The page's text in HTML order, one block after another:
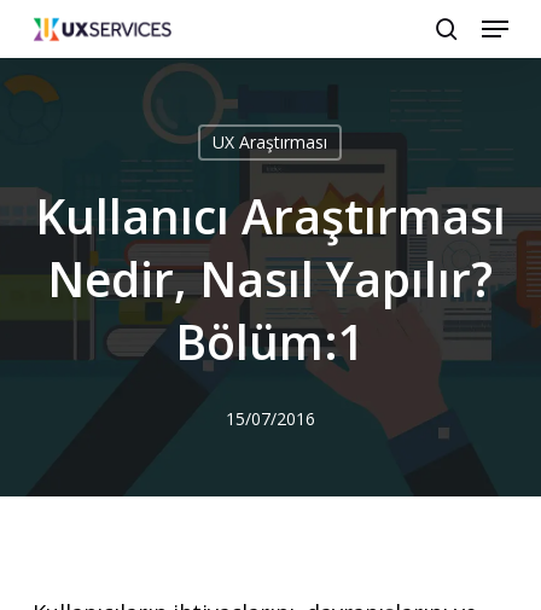
Skip
to
main
search
Menu
UX Araştırması
Kullanıcı Araştırması
Nedir, Nasıl Yapılır?
Bölüm:1
15/07/2016